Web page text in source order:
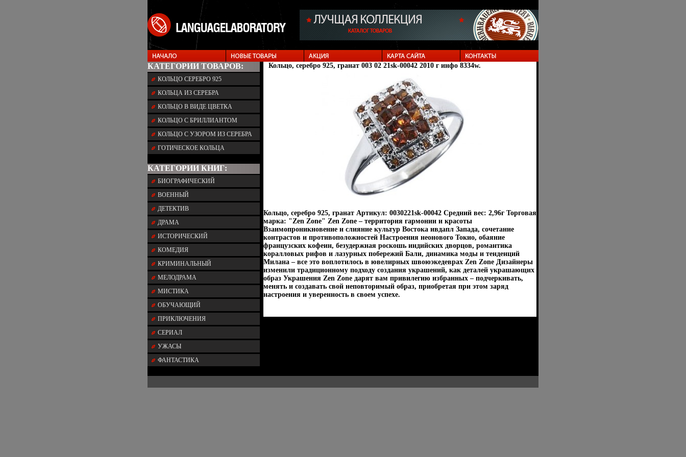
КАТЕГОРИИ ТОВАРОВ:
КОЛЬЦО СЕРЕБРО 925
КОЛЬЦА ИЗ СЕРЕБРА
КОЛЬЦО В ВИДЕ ЦВЕТКА
КОЛЬЦО С БРИЛЛИАНТОМ
КОЛЬЦО С УЗОРОМ ИЗ СЕРЕБРА
ГОТИЧЕСКОЕ КОЛЬЦА
КАТЕГОРИИ КНИГ:
БИОГРАФИЧЕСКИЙ
ВОЕННЫЙ
ДЕТЕКТИВ
ДРАМА
ИСТОРИЧЕСКИЙ
КОМЕДИЯ
КРИМИНАЛЬНЫЙ
МЕЛОДРАМА
МИСТИКА
ОБУЧАЮЩИЙ
ПРИКЛЮЧЕНИЯ
СЕРИАЛ
УЖАСЫ
ФАНТАСТИКА
Кольцо, серебро 925, гранат 003 02 21sk-00042 2010 г инфо 8334w.
Кольцо, серебро 925, гранат Артикул: 0030221sk-00042 Средний вес: 2,96г Торговая
марка: "Zen Zone" Zen Zone – территория гармонии и красоты
Взаимопроникновение и слияние культур Востока ивдапл Запада, сочетание
контрастов и противоположностей Настроения неонового Токио, обаяние
французских кофеин, безудержная роскошь индийских дворцов, романтика
коралловых рифов и лазурных побережий Бали, динамика моды и тенденций
Милана – все это воплотилось в ювелирных швоюэкедеврах Zen Zone Дизайнеры
изменили традиционному подходу создания украшений, как деталей украшающих
образ Украшения Zen Zone дарят вам привилегию избранных – подчеркивать,
менять и создавать свой неповторимый образ, приобретая при этом заряд
настроения и уверенность в своем успехе.